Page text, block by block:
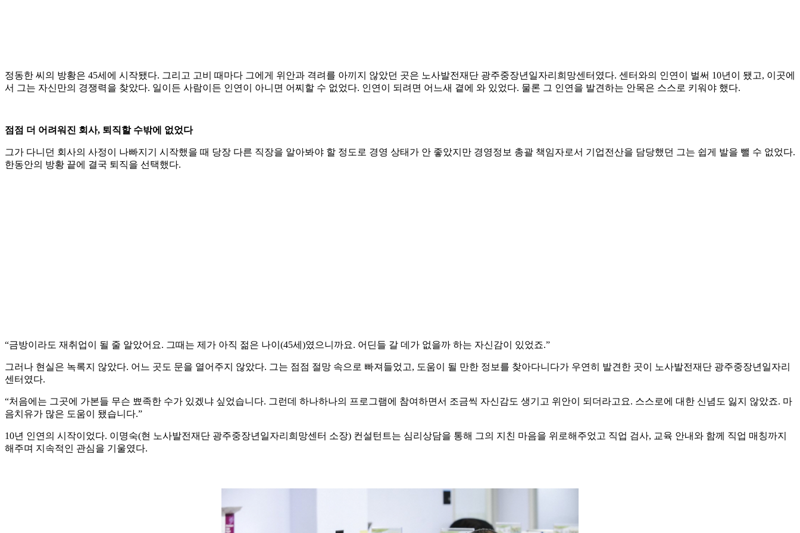
정동한 씨의 방황은 45세에 시작됐다. 그리고 고비 때마다 그에게 위안과 격려를 아끼지 않았던 곳은 노사발전재단 광주중장년일자리희망센터였다. 센터와의 인연이 벌써 10년이 됐고, 이곳에
서 그는 자신만의 경쟁력을 찾았다. 일이든 사람이든 인연이 아니면 어찌할 수 없었다. 인연이 되려면 어느새 곁에 와 있었다. 물론 그 인연을 발견하는 안목은 스스로 키워야 했다.
점점 더 어려워진 회사, 퇴직할 수밖에 없었다
그가 다니던 회사의 사정이 나빠지기 시작했을 때 당장 다른 직장을 알아봐야 할 정도로 경영 상태가 안 좋았지만 경영정보 총괄 책임자로서 기업전산을 담당했던 그는 쉽게 발을 뺄 수 없었다.
한동안의 방황 끝에 결국 퇴직을 선택했다.
“금방이라도 재취업이 될 줄 알았어요. 그때는 제가 아직 젊은 나이(45세)였으니까요. 어딘들 갈 데가 없을까 하는 자신감이 있었죠.”
그러나 현실은 녹록지 않았다. 어느 곳도 문을 열어주지 않았다. 그는 점점 절망 속으로 빠져들었고, 도움이 될 만한 정보를 찾아다니다가 우연히 발견한 곳이 노사발전재단 광주중장년일자리
센터였다.
“처음에는 그곳에 가본들 무슨 뾰족한 수가 있겠냐 싶었습니다. 그런데 하나하나의 프로그램에 참여하면서 조금씩 자신감도 생기고 위안이 되더라고요. 스스로에 대한 신념도 잃지 않았죠. 마
음치유가 많은 도움이 됐습니다.”
10년 인연의 시작이었다. 이명숙(현 노사발전재단 광주중장년일자리희망센터 소장) 컨설턴트는 심리상담을 통해 그의 지친 마음을 위로해주었고 직업 검사, 교육 안내와 함께 직업 매칭까지
해주며 지속적인 관심을 기울였다.